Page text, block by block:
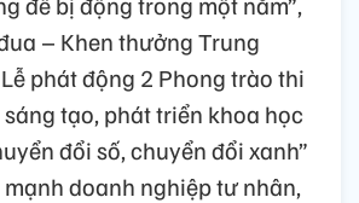
– Khen thưởng Trung
phát động 2 Phong trào thi
tạo, phát triển khoa học
đổi số, chuyển đổi xanh”
doanh nghiệp tư nhân,